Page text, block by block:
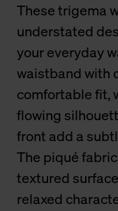
These trigema
understated
your everyday
waistband with
comfortable fit,
flowing
front add a
The piqué
textured
relaxed